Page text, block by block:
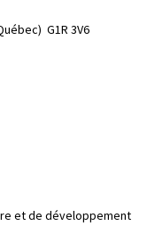
G1R 3V6
et de développement